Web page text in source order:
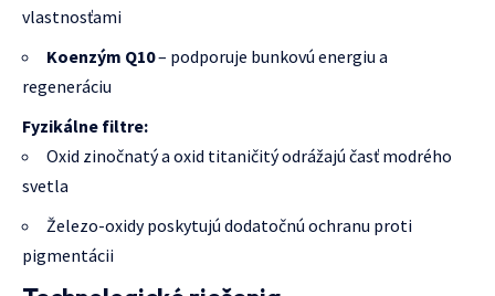
vlastnosťami
Koenzým Q10– podporuje bunkovú energiu a
regeneráciu
Fyzikálne filtre:
Oxid zinočnatý a oxid titaničitý odrážajú časť modrého
svetla
Železo-oxidy poskytujú dodatočnú ochranu proti
pigmentácii